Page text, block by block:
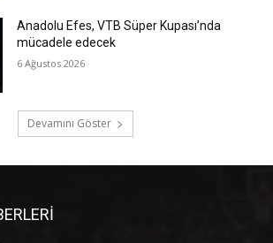
Anadolu Efes, VTB Süper Kupası’nda
mücadele edecek
6 Ağustos 2026
Devamını Göster